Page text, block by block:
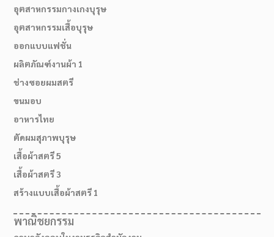
อุตสาหกรรมกางเกงบุรุษ
อุตสาหกรรมเสื้อบุรุษ
ออกแบบแฟชั่น
ผลิตภัณฑ์งานผ้า 1
ช่างซอยผมสตรี
ขนมอบ
อาหารไทย
ตัดผมสุภาพบุรุษ
เสื้อผ้าสตรี 5
เสื้อผ้าสตรี 3
สร้างแบบเสื้อผ้าสตรี 1
พาณิชยกรรม